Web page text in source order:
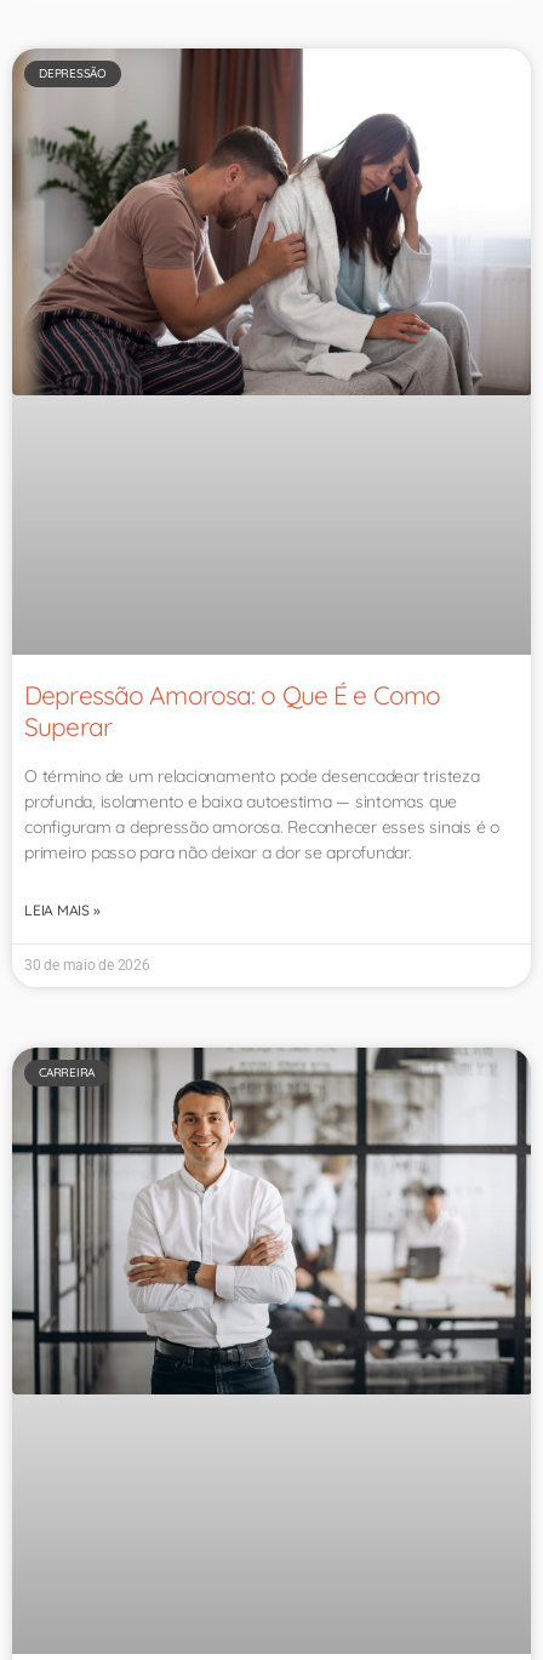
DEPRESSÃO
Depressão Amorosa: o Que É e Como
Superar
O término de um relacionamento pode desencadear tristeza
profunda, isolamento e baixa autoestima — sintomas que
configuram a depressão amorosa. Reconhecer esses sinais é o
primeiro passo para não deixar a dor se aprofundar.
LEIA MAIS »
30 de maio de 2026
CARREIRA